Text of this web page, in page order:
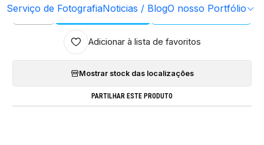
Serviço de FotografiaNoticias / BlogO nosso Portfólio
Quantidade
ADICIONAR AO CARRINHO COMPRAR AGORA
Adicionar à lista de favoritos
Mostrar stock das localizações
PARTILHAR ESTE PRODUTO